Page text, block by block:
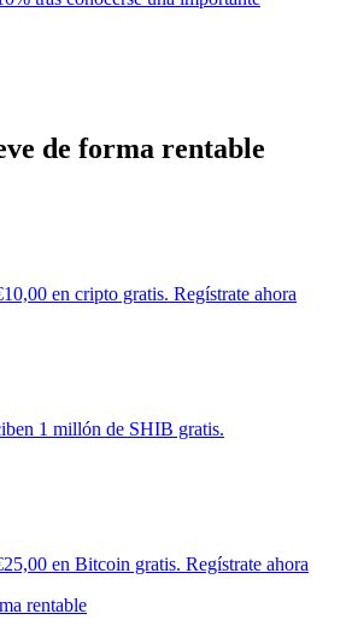
de forma rentable
en cripto gratis. Regístrate ahora
1 millón de SHIB gratis.
en Bitcoin gratis. Regístrate ahora
rentable